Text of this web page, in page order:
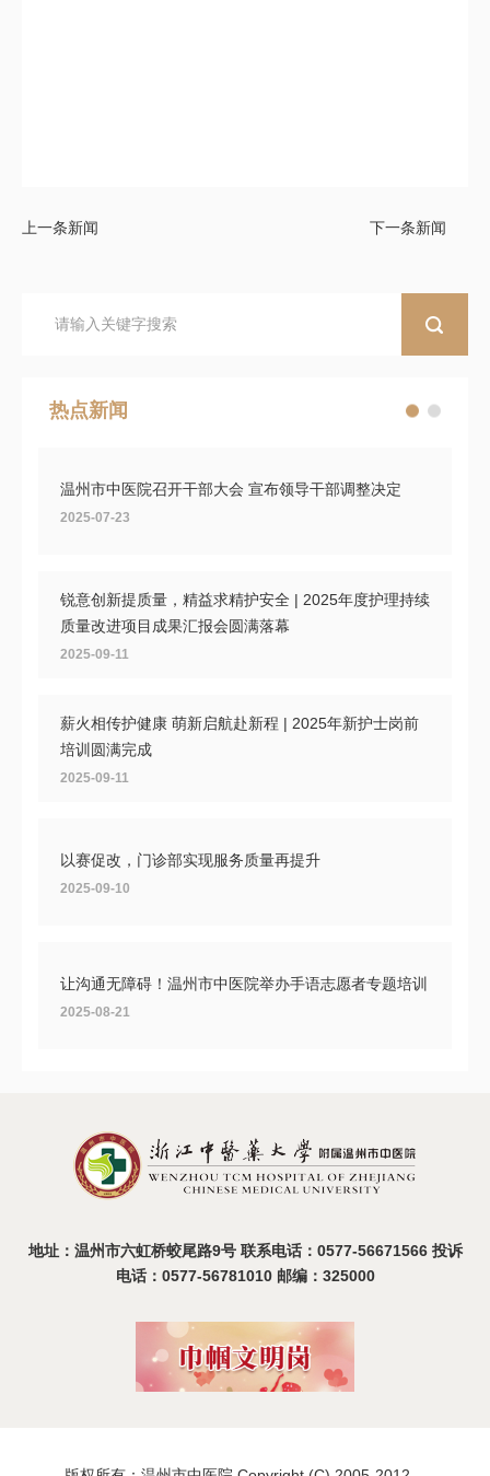
上一条新闻 下一条新闻
热点新闻
温州市中医院召开干部大会 宣布领导干部调整决定
2025-07-23
锐意创新提质量，精益求精护安全 | 2025年度护理持续
质量改进项目成果汇报会圆满落幕
2025-09-11
薪火相传护健康 萌新启航赴新程 | 2025年新护士岗前
培训圆满完成
2025-09-11
以赛促改，门诊部实现服务质量再提升
2025-09-10
让沟通无障碍！温州市中医院举办手语志愿者专题培训
2025-08-21
2025-08-19
地址：温州市六虹桥蛟尾路9号 联系电话：0577-56671566 投诉
电话：0577-56781010 邮编：325000